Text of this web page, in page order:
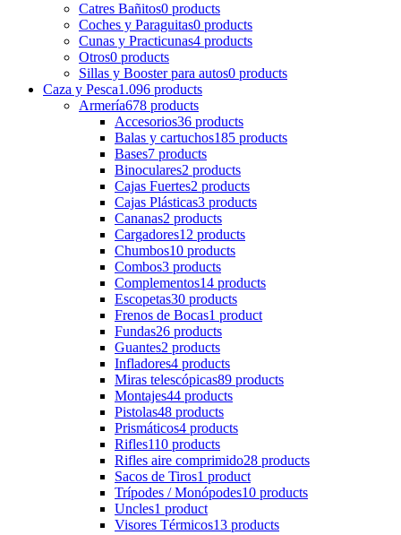
Catres Bañitos0 products
Coches y Paraguitas0 products
Cunas y Practicunas4 products
Otros0 products
Sillas y Booster para autos0 products
Caza y Pesca1.096 products
Armería678 products
Accesorios36 products
Balas y cartuchos185 products
Bases7 products
Binoculares2 products
Cajas Fuertes2 products
Cajas Plásticas3 products
Cananas2 products
Cargadores12 products
Chumbos10 products
Combos3 products
Complementos14 products
Escopetas30 products
Frenos de Bocas1 product
Fundas26 products
Guantes2 products
Infladores4 products
Miras telescópicas89 products
Montajes44 products
Pistolas48 products
Prismáticos4 products
Rifles110 products
Rifles aire comprimido28 products
Sacos de Tiros1 product
Trípodes / Monópodes10 products
Uncles1 product
Visores Térmicos13 products